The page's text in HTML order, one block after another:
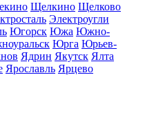
Щелкино Щелково
Электроугли
Югорск Южа Южно-
Юрга Юрьев-
Ядрин Якутск Ялта
Ярославль Ярцево